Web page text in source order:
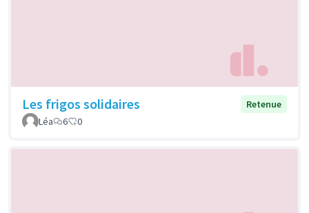
Les frigos solidaires
Retenue
Léa
6 0